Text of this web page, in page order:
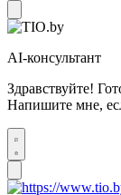
AI-консультант
Здравствуйте!
Напишите мне,